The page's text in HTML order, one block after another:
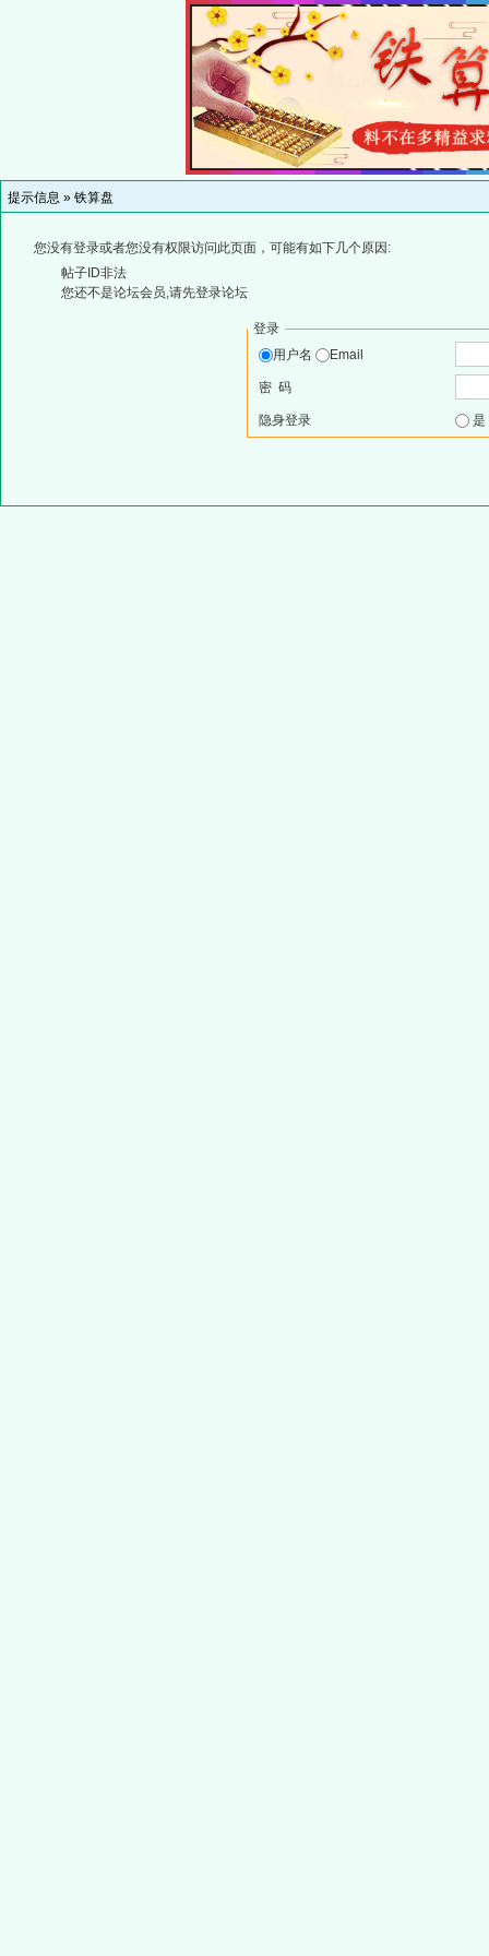
提示信息 » 铁算盘
您没有登录或者您没有权限访问此页面，可能有如下几个原因:
帖子ID非法
您还不是论坛会员,请先登录论坛
登录
用户名
Email
密 码
隐身登录